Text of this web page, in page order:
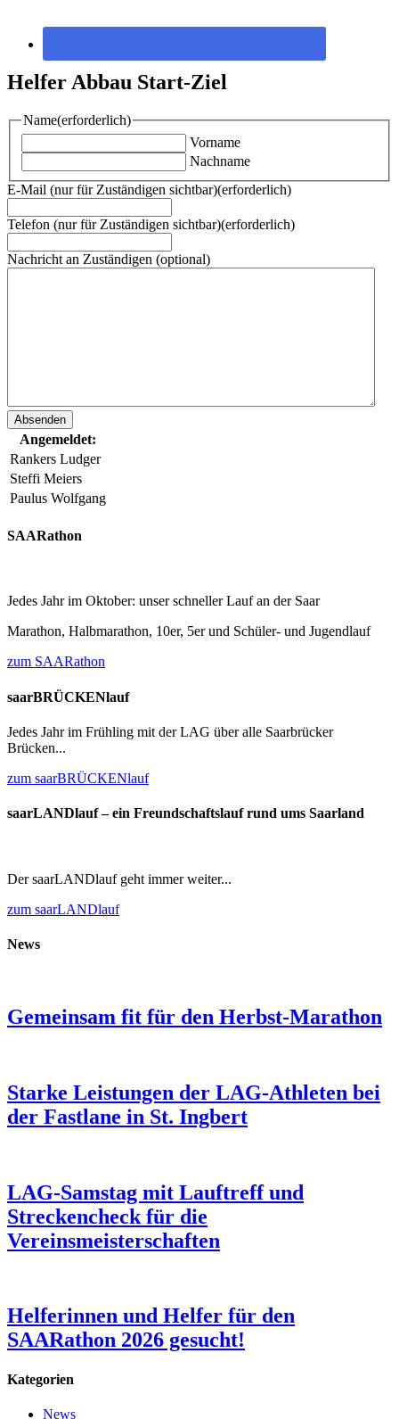
Helfer Abbau Start-Ziel
Name(erforderlich)
Vorname
Nachname
E-Mail (nur für Zuständigen sichtbar)(erforderlich)
Telefon (nur für Zuständigen sichtbar)(erforderlich)
Nachricht an Zuständigen (optional)
Angemeldet:
Rankers Ludger
Steffi Meiers
Paulus Wolfgang
SAARathon
Jedes Jahr im Oktober: unser schneller Lauf an der Saar
Marathon, Halbmarathon, 10er, 5er und Schüler- und Jugendlauf
zum SAARathon
saarBRÜCKENlauf
Jedes Jahr im Frühling mit der LAG über alle Saarbrücker
Brücken...
zum saarBRÜCKENlauf
saarLANDlauf – ein Freundschaftslauf rund ums Saarland
Der saarLANDlauf geht immer weiter...
zum saarLANDlauf
News
Gemeinsam fit für den Herbst-Marathon
Starke Leistungen der LAG-Athleten bei
der Fastlane in St. Ingbert
LAG-Samstag mit Lauftreff und
Streckencheck für die
Vereinsmeisterschaften
Helferinnen und Helfer für den
SAARathon 2026 gesucht!
Kategorien
News